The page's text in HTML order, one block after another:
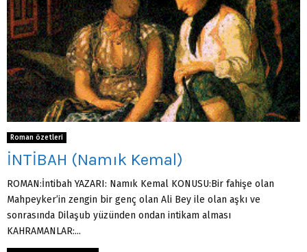
Roman özetleri
İNTİBAH (Namık Kemal)
ROMAN:İntibah YAZARI: Namık Kemal KONUSU:Bir fahişe olan
Mahpeyker’in zengin bir genç olan Ali Bey ile olan aşkı ve
sonrasında Dilaşub yüzünden ondan intikam alması
KAHRAMANLAR:...